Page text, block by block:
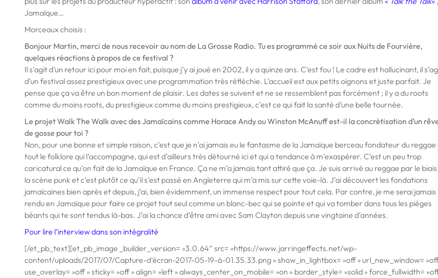
Jamaïque…
Morceaux choisis :
Bonjour Martin, merci de nous recevoir au nom de La Grosse Radio. Tu es programmé ce soir aux Nuits de Fourvière,
quelques réactions à propos de ce festival ?
Il s’agit d’un retour ici pour moi en fait, puisque j’y ai joué en 2002, il y a quinze ans. C’est fou ! Le cadre est hallucinant, il
d’un festival assez prestigieux avec une programmation très réfléchie. L’accueil est aux petits oignons et juste parfait. Je
pense que ça va être un bon moment de plaisir. Les dates se suivent et ne se ressemblent pas forcément ; il y a du roots
comme du moins roots, du prestigieux comme du moins prestigieux, c’est ce qui fait la santé d’une belle tournée.
Le projet Walk The Walk avec des Jamaïcains comme Horace Andy ou Winston McAnuff est-il la concrétisation d’un
de gosse pour toi ?
Non, pour une bonne et simple raison, c’est que je n’ai jamais eu le fantasme de la Jamaïque berceau fondateur du
tout le folklore qui l’accompagne, qui est d’ailleurs très détourné ici et qui a tendance à m’exaspérer. C’est un peu trop
caricatural ce qu’on fait de la Jamaïque en France. Ça ne m’a jamais tant attiré que ça. Je suis arrivé au reggae par le
la scène punk et c’est plutôt ce qu’il s’est passé en Angleterre qui m’a mis sur cette voie-là. J’ai découvert les fondations
jamaïcaines bien après et depuis, j’ai, bien évidemment, un immense respect pour tout cela. Par contre, je me serai jamais
rendu en Jamaïque pour faire ce projet tout seul comme un blanc-bec qui se pointe et qui va tomber dans tous les pièges
béants qui te sont tendus là-bas. J’ai la chance d’être ami avec Sam Clayton depuis une vingtaine d’années.
Pour lire l’interview dans son intégralité
[/et_pb_text][et_pb_image _builder_version= »3.0.64″ src= »https://www.jarringeffects.net/wp-
content/uploads/2017/07/Capture-d’écran-2017-05-19-à-01.35.33.png » show_in_lightbox= »off » url_new_window=
use_overlay= »off » sticky= »off » align= »left » always_center_on_mobile= »on » border_style= »solid » force_fullwidth=